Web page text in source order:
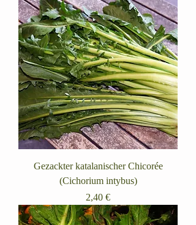
Gezackter katalanischer Chicorée
(Cichorium intybus)
Preis
2,40 €